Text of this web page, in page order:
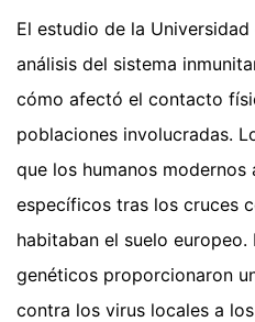
El estudio de la
análisis del sistema
cómo afectó el contacto
poblaciones involucradas.
que los humanos modernos
específicos tras los cruces
habitaban el suelo
genéticos proporcionaron
contra los virus locales a